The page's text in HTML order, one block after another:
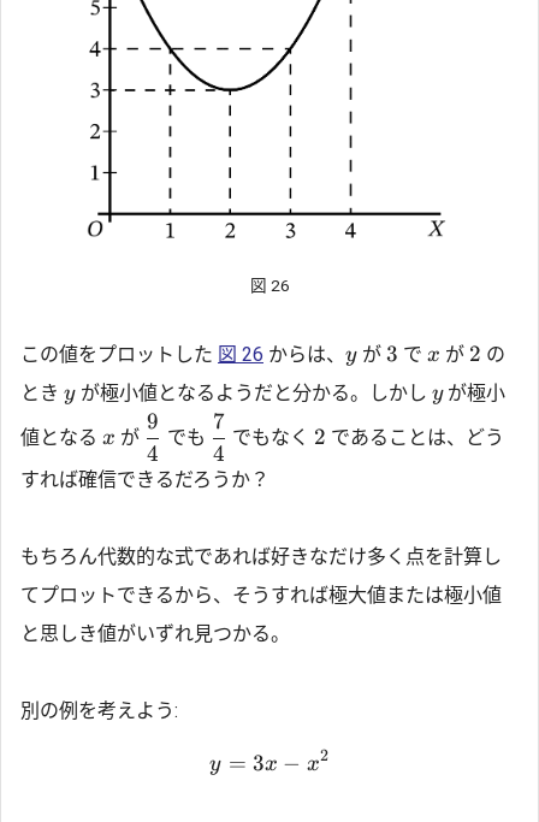
図 26
この値をプロットした 図 26 からは、 yが 3 で x が 2 の
とき yが極小値となるようだと分かる。しかし yが極小
値となる x が
4
9
でも
4
7
でもなく 2 であることは、どう
すれば確信できるだろうか？
もちろん代数的な式であれば好きなだけ多く点を計算し
てプロットできるから、そうすれば極大値または極小値
と思しき値がいずれ見つかる。
別の例を考えよう:
y = 3x − x2